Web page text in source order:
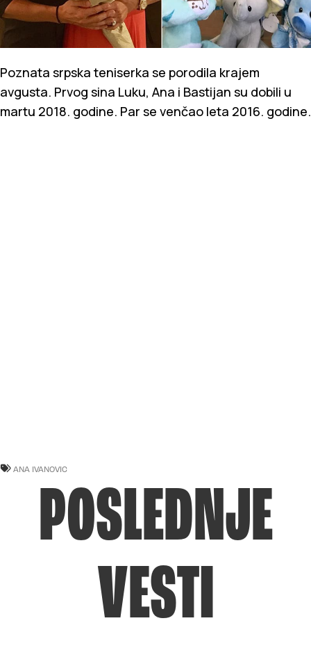
Poznata srpska teniserka se porodila krajem
avgusta. Prvog sina Luku, Ana i Bastijan su dobili u
martu 2018. godine. Par se venčao leta 2016. godine.
ANA IVANOVIC
POSLEDNJE
VESTI